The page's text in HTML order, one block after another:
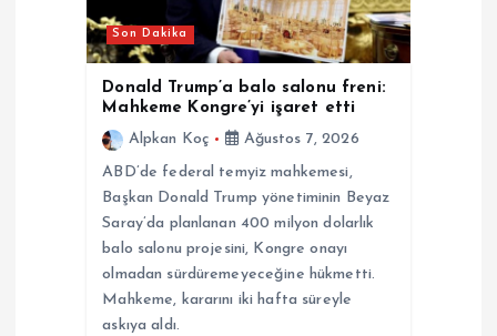
Son Dakika
Donald Trump’a balo salonu freni:
Mahkeme Kongre’yi işaret etti
Alpkan Koç
Ağustos 7, 2026
ABD’de federal temyiz mahkemesi,
Başkan Donald Trump yönetiminin Beyaz
Saray’da planlanan 400 milyon dolarlık
balo salonu projesini, Kongre onayı
olmadan sürdüremeyeceğine hükmetti.
Mahkeme, kararını iki hafta süreyle
askıya aldı.